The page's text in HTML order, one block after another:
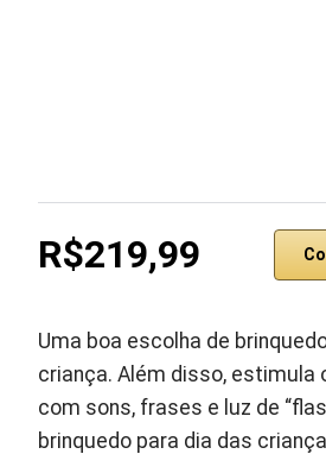
R$219,99
Uma boa escolha de
criança. Além disso, estimula
com sons, frases e luz de
brinquedo para dia das